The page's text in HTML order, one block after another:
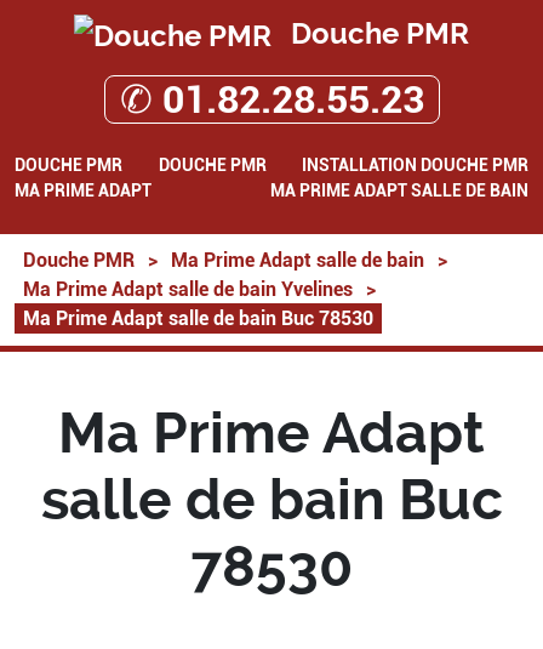
Douche PMR
✆ 01.82.28.55.23
DOUCHE PMR DOUCHE PMR
INSTALLATION DOUCHE PMR
MA PRIME ADAPT
MA PRIME ADAPT SALLE DE BAIN
Douche PMR > Ma Prime Adapt salle de bain
>
Ma Prime Adapt salle de bain Yvelines
>
Ma Prime Adapt salle de bain Buc 78530
Ma Prime Adapt
salle de bain Buc
78530